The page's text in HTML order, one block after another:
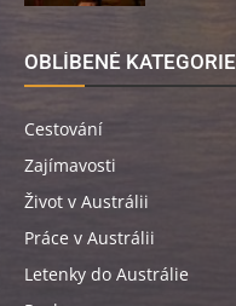
OBLÍBENÉ KATEGORIE
Cestování
Zajímavosti
Život v Austrálii
Práce v Austrálii
Letenky do Austrálie